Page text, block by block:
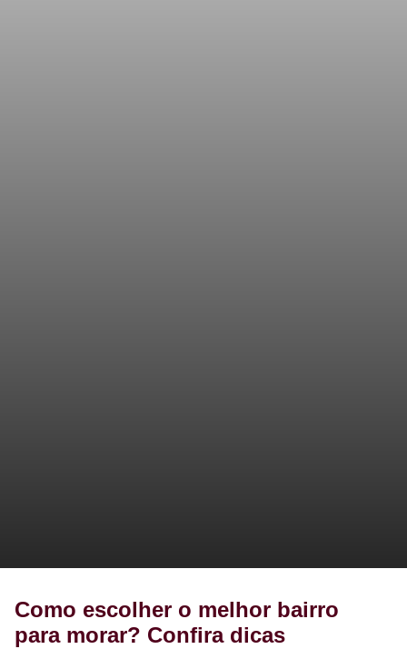
Como escolher o melhor bairro
para morar? Confira dicas